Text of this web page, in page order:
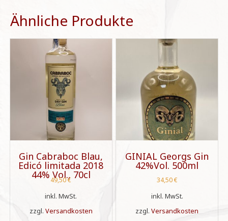
Ähnliche Produkte
Gin Cabraboc Blau,
Edicó limitada 2018
44% Vol., 70cl
49,50€
inkl. MwSt.
zzgl. Versandkosten
GINIAL Georgs Gin
42%Vol. 500ml
34,50€
inkl. MwSt.
zzgl.Versandkosten